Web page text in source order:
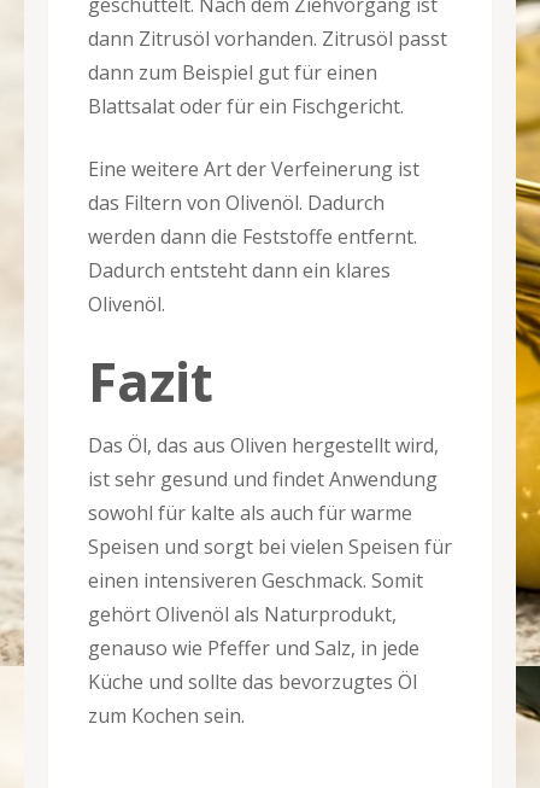
dann Zitrusöl vorhanden. Zitrusöl passt
dann zum Beispiel gut für einen
Blattsalat oder für ein Fischgericht.
Eine weitere Art der Verfeinerung ist
das Filtern von Olivenöl. Dadurch
werden dann die Feststoffe entfernt.
Dadurch entsteht dann ein klares
Olivenöl.
Fazit
Das Öl, das aus Oliven hergestellt wird,
ist sehr gesund und findet Anwendung
sowohl für kalte als auch für warme
Speisen und sorgt bei vielen Speisen für
einen intensiveren Geschmack. Somit
gehört Olivenöl als Naturprodukt,
genauso wie Pfeffer und Salz, in jede
Küche und sollte das bevorzugtes Öl
zum Kochen sein.